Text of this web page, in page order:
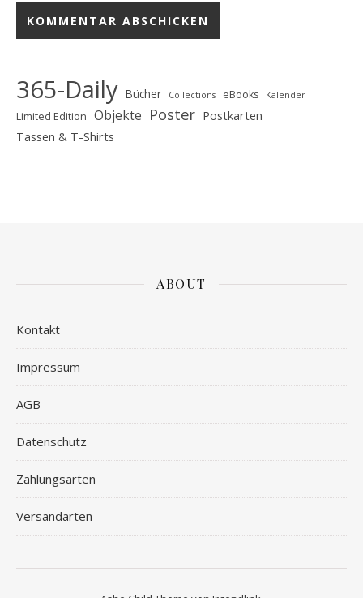
365-Daily Bücher Collections eBooks Kalender
Limited Edition Objekte Poster Postkarten
Tassen & T-Shirts
ABOUT
Kontakt
Impressum
AGB
Datenschutz
Zahlungsarten
Versandarten